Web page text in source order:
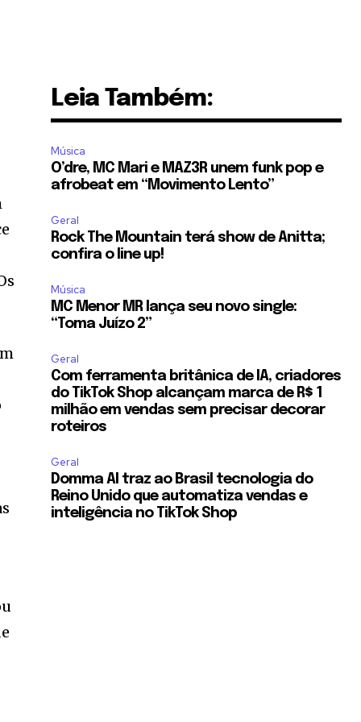
Leia Também:
Música
O’dre, MC Mari e MAZ3R unem funk pop e
afrobeat em “Movimento Lento”
Geral
Rock The Mountain terá show de Anitta;
confira o line up!
Música
MC Menor MR lança seu novo single:
“Toma Juízo 2”
Geral
Com ferramenta britânica de IA, criadores
do TikTok Shop alcançam marca de R$ 1
milhão em vendas sem precisar decorar
roteiros
Geral
Domma AI traz ao Brasil tecnologia do
Reino Unido que automatiza vendas e
inteligência no TikTok Shop